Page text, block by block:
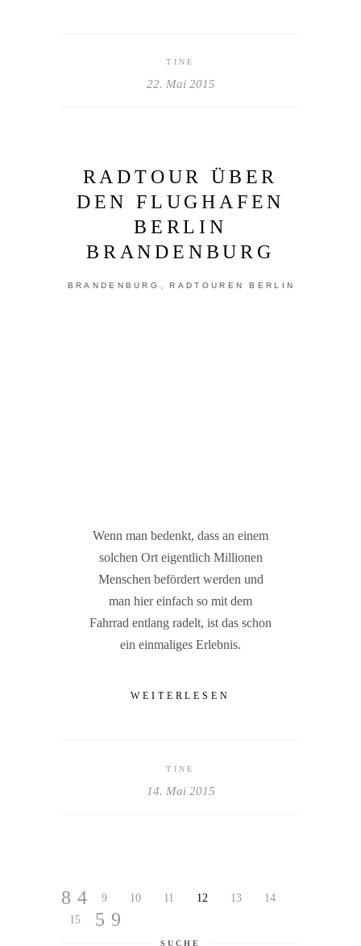
TINE
22. Mai 2015
RADTOUR ÜBER
DEN FLUGHAFEN
BERLIN
BRANDENBURG
BRANDENBURG RADTOUREN BERLIN
Wenn man bedenkt, dass an einem
solchen Ort eigentlich Millionen
Menschen befördert werden und
man hier einfach so mit dem
Fahrrad entlang radelt, ist das schon
ein einmaliges Erlebnis.
WEITERLESEN
TINE
14. Mai 2015
9 10 11 12 13
14
15
SUCHE